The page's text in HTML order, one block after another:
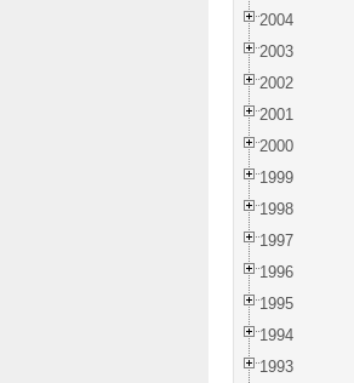
2004
2003
2002
2001
2000
1999
1998
1997
1996
1995
1994
1993